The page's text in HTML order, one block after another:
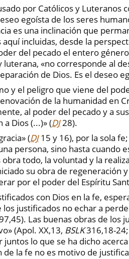
por Católicos y
egoísta de los seres
es una inclinación que
incluidas, desde la
del pecado el entero
«no corresponde al
de Dios. Es el deseo
y el peligro que viene del
de la humanidad en
al poder del pecado y a
Dios (...)» (DJ28).
(DJ 15 y 16), por la sola
persona, sino hasta cuando
todo, la voluntad y la
su obra de
por el poder del Espíritu
con Dios en la fe,
justificados no echar a
Las buenas obras de los
(Apol. XX,13, BSLK316,18-
lo que se ha dicho
la fe no es motivo de